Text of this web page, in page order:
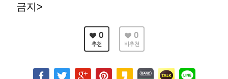
금지>
0
추천
0
비추천